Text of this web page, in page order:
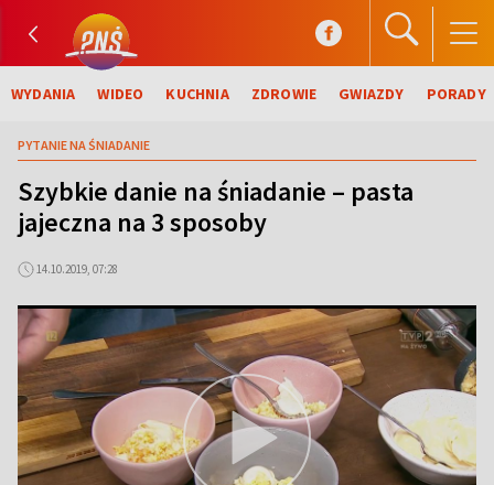
WYDANIA WIDEO KUCHNIA ZDROWIE GWIAZDY PORADY
PYTANIE NA ŚNIADANIE
Szybkie danie na śniadanie – pasta
jajeczna na 3 sposoby
14.10.2019, 07:28